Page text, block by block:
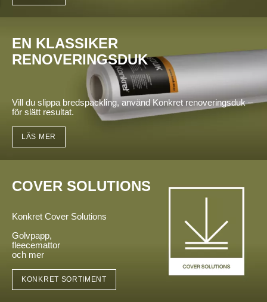
EN KLASSIKER
RENOVERINGSDUK
Vill du slippa bredspackling, använd Konkret renoveringsduk –
för slätt resultat.
LÄS MER
COVER SOLUTIONS
Konkret Cover Solutions
Golvpapp,
fleecemattor
och mer
KONKRET SORTIMENT